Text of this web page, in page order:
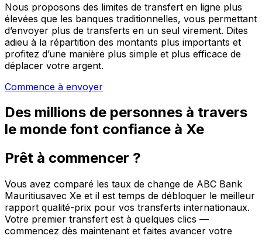
Nous proposons des limites de transfert en ligne plus
élevées que les banques traditionnelles, vous permettant
d’envoyer plus de transferts en un seul virement. Dites
adieu à la répartition des montants plus importants et
profitez d’une manière plus simple et plus efficace de
déplacer votre argent.
Commence à envoyer
Des millions de personnes à travers
le monde font confiance à Xe
Prêt à commencer ?
Vous avez comparé les taux de change de ABC Bank
Mauritiusavec Xe et il est temps de débloquer le meilleur
rapport qualité-prix pour vos transferts internationaux.
Votre premier transfert est à quelques clics —
commencez dès maintenant et faites avancer votre